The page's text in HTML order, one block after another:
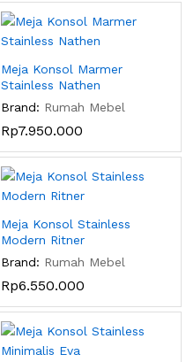
Meja Konsol Marmer
Stainless Nathen
Brand: Rumah Mebel
Rp7.950.000
Meja Konsol Stainless
Modern Ritner
Brand: Rumah Mebel
Rp6.550.000